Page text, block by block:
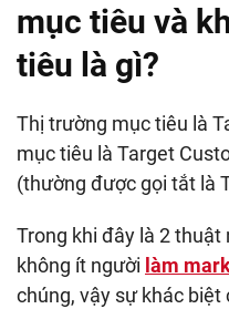
mục tiêu và
tiêu là gì?
Thị trường mục tiêu là
mục tiêu là Target
(thường được gọi tắt là
Trong khi đây là 2
không ít người làm
chúng, vậy sự khác biệt